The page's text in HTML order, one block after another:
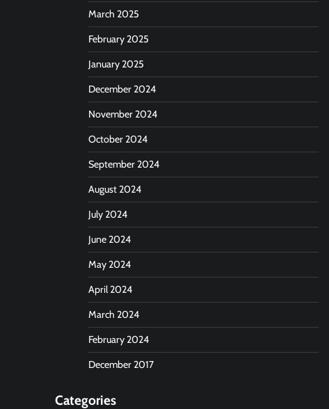
March 2025
February 2025
January 2025
December 2024
November 2024
October 2024
September 2024
August 2024
July 2024
June 2024
May 2024
April 2024
March 2024
February 2024
December 2017
Categories